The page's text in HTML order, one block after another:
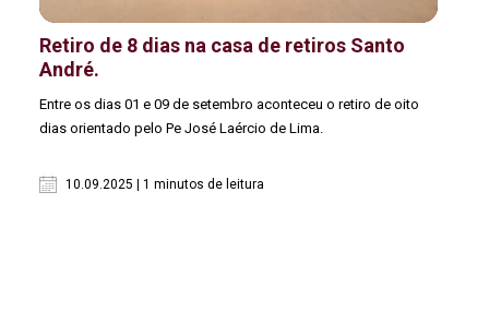
Retiro de 8 dias na casa de retiros Santo
André.
Entre os dias 01 e 09 de setembro aconteceu o retiro de oito
dias orientado pelo Pe José Laércio de Lima.
10.09.2025 | 1 minutos de leitura